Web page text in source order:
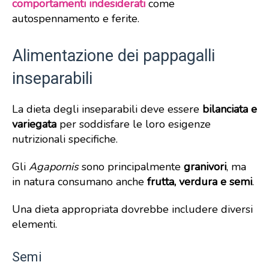
comportamenti indesiderati come
autospennamento e ferite.
Alimentazione dei pappagalli
inseparabili
La dieta degli inseparabili deve essere bilanciata e
variegata per soddisfare le loro esigenze
nutrizionali specifiche.
Gli Agapornissono principalmente granivori, ma
in natura consumano anche frutta, verdura e semi.
Una dieta appropriata dovrebbe includere diversi
elementi.
Semi